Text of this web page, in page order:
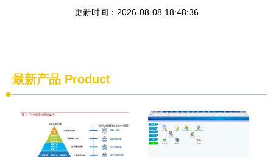
更新时间：2026-08-08 18:48:36
最新产品 Product